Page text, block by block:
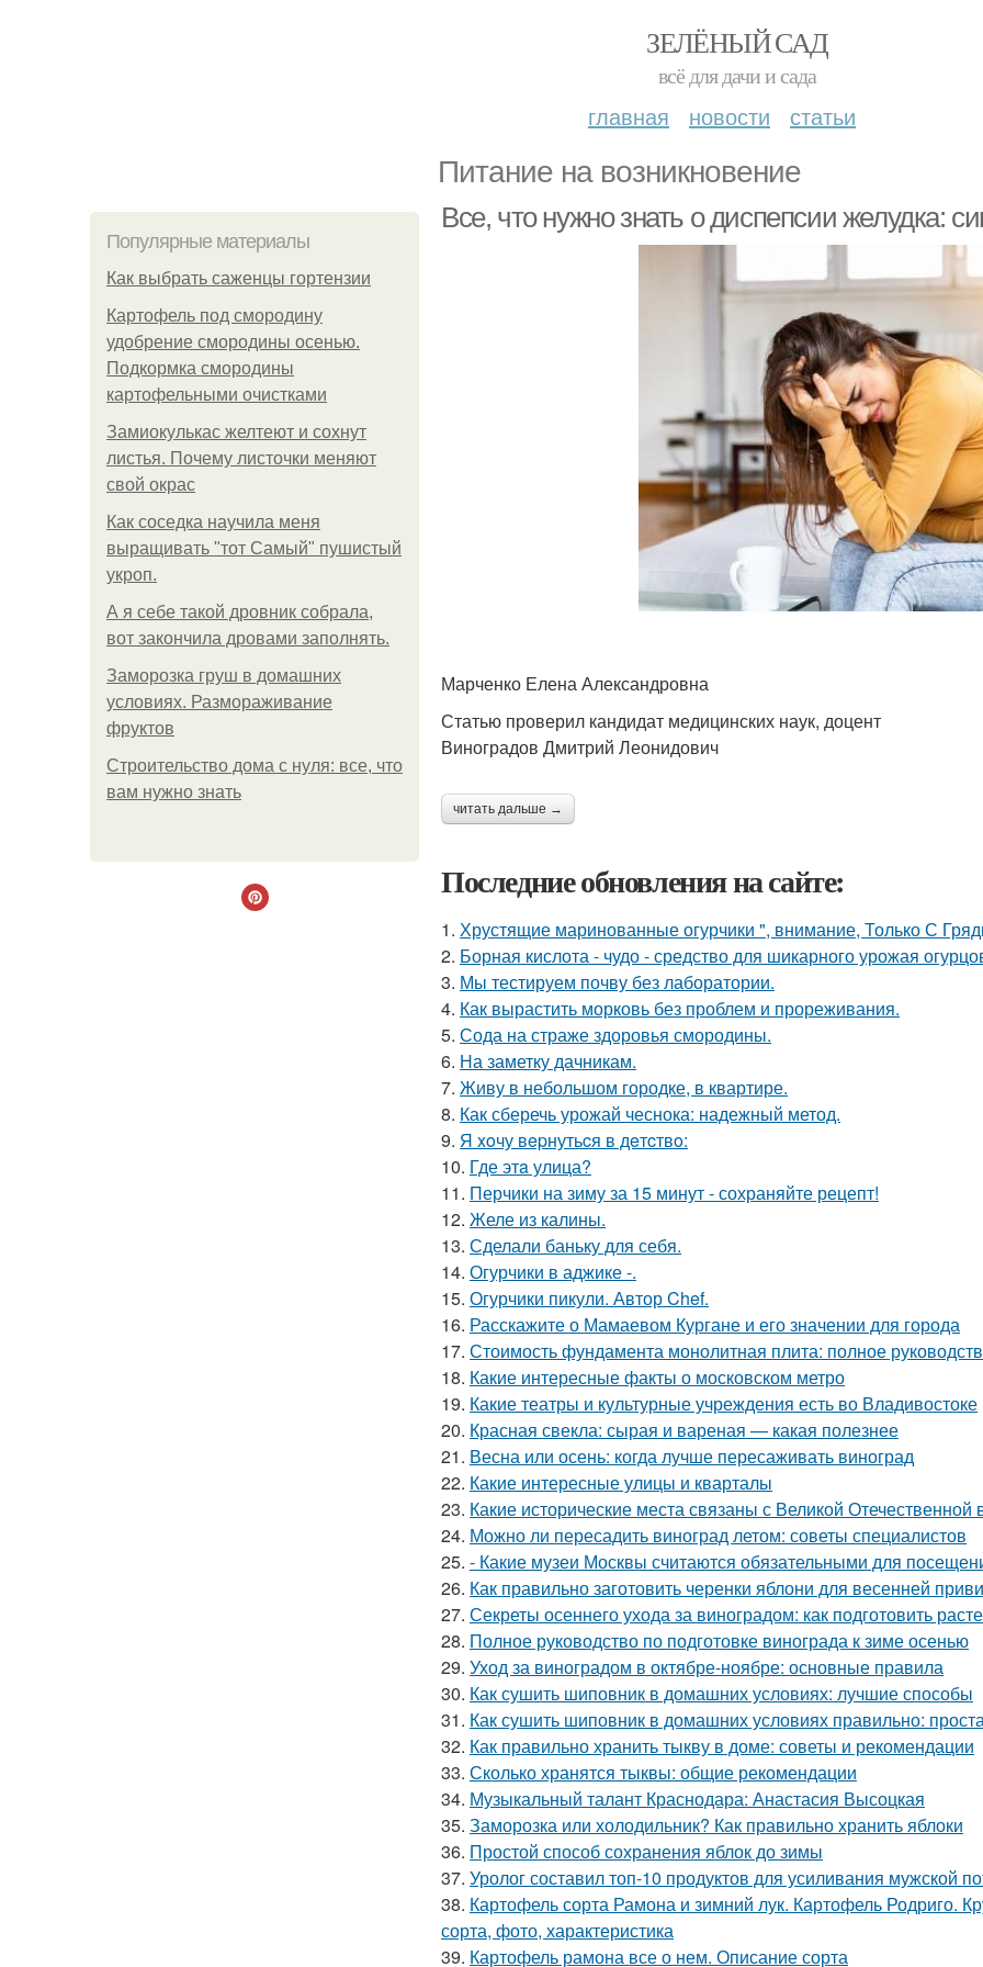
ЗЕЛЁНЫЙ САД
всё для дачи и сада
главная новости статьи
Питание на возникновение
Популярные материалы
Как выбрать саженцы гортензии
Картофель под смородину
удобрение смородины осенью.
Подкормка смородины
картофельными очистками
Замиокулькас желтеют и сохнут
листья. Почему листочки меняют
свой окрас
Как соседка научила меня
выращивать "тот Самый" пушистый
укроп.
А я себе такой дровник собрала,
вот закончила дровами заполнять.
Заморозка груш в домашних
условиях. Размораживание
фруктов
Строительство дома с нуля: все, что
вам нужно знать
Все, что нужно знать о диспепсии желудка:
Марченко Елена Александровна
Статью проверил кандидат медицинских наук, доцент
Виноградов Дмитрий Леонидович
читать дальше →
Последние обновления на сайте:
1. Хрустящие маринованные огурчики ", внимание, Только С
2. Борная кислота - чудо - средство для шикарного урожая
3. Мы тестируем почву без лаборатории.
4. Как вырастить морковь без проблем и прореживания.
5. Сода на страже здоровья смородины.
6. На заметку дачникам.
7. Живу в небольшом городке, в квартире.
8. Как сберечь урожай чеснока: надежный метод.
9. Я xoчу вepнутьcя в дeтcтвo:
10. Где этa улица?
11. Перчики на зиму за 15 минут - сохраняйте рецепт!
12. Желе из калины.
13. Сделали баньку для себя.
14. Огурчики в аджике -.
15. Огурчики пикули. Автор Chef.
16. Расскажите о Мамаевом Кургане и его значении для города
17. Стоимость фундамента монолитная плита: полное
18. Какие интересные факты о московском метро
19. Какие театры и культурные учреждения есть во Владивостоке
20. Красная свекла: сырая и вареная — какая полезнее
21. Весна или осень: когда лучше пересаживать виноград
22. Какие интересные улицы и кварталы
23. Какие исторические места связаны с Великой Отечественной
24. Можно ли пересадить виноград летом: советы специалистов
25. - Какие музеи Москвы считаются обязательными для
26. Как правильно заготовить черенки яблони для весенней
27. Секреты осеннего ухода за виноградом: как подготовить
28. Полное руководство по подготовке винограда к зиме осенью
29. Уход за виноградом в октябре-ноябре: основные правила
30. Как сушить шиповник в домашних условиях: лучшие способы
31. Как сушить шиповник в домашних условиях правильно:
32. Как правильно хранить тыкву в доме: советы и рекомендации
33. Сколько хранятся тыквы: общие рекомендации
34. Музыкальный талант Краснодара: Анастасия Высоцкая
35. Заморозка или холодильник? Как правильно хранить яблоки
36. Простой способ сохранения яблок до зимы
37. Уролог составил топ-10 продуктов для усиливания мужской
38. Картофель сорта Рамона и зимний лук. Картофель Родриго.
сорта, фото, характеристика
39. Картофель рамона все о нем. Описание сорта